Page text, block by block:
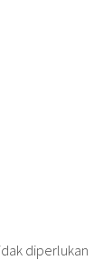
diperlukan